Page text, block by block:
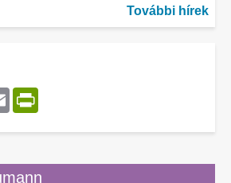
További hírek
Email